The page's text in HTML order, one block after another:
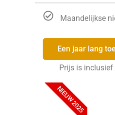
Maandelijkse
Een jaar lang
Prijs is inclusief
NIEUW 2025